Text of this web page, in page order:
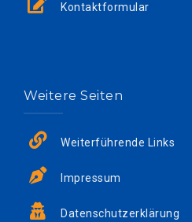
Kontaktformular
Weitere Seiten
Weiterführende Links
Impressum
Datenschutzerklärung